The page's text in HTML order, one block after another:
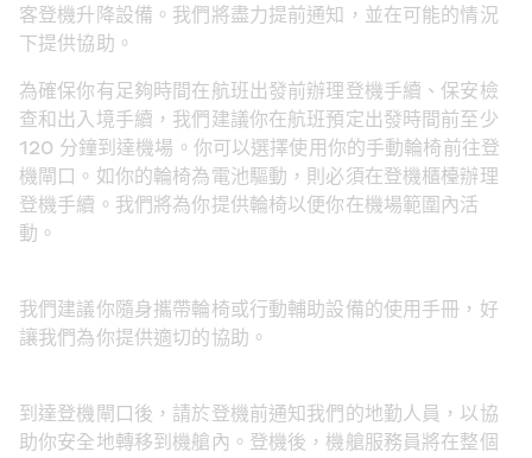
客登機升降設備。我們將盡力提前通知，並在可能的情況
下提供協助。
為確保你有足夠時間在航班出發前辦理登機手續、保安檢
查和出入境手續，我們建議你在航班預定出發時間前至少
120 分鐘到達機場。你可以選擇使用你的手動輪椅前往登
機閘口。如你的輪椅為電池驅動，則必須在登機櫃檯辦理
登機手續。我們將為你提供輪椅以便你在機場範圍內活
動。
我們建議你隨身攜帶輪椅或行動輔助設備的使用手冊，好
讓我們為你提供適切的協助。
到達登機閘口後，請於登機前通知我們的地勤人員，以協
助你安全地轉移到機艙內。登機後，機艙服務員將在整個